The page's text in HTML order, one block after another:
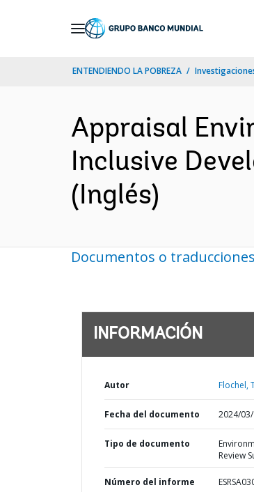
ENTENDIENDO LA POBREZA
Appraisal
Inclusive
(Inglés)
Documentos o
INFORMACIÓN
Autor Flochel,
Fecha del documento 2024/
Tipo de documento
Review
Número del informe